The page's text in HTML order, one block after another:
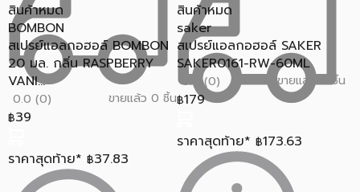
สินค้าหมด
BOMBON
สเปรย์แอลกอฮอล์ BOMBON
20 มล. กลิ่น RASPBERRY
VANI...
0.0 (0) ขายแล้ว 0 ชิ้น
฿39
ราคาสุดท้าย* ฿37.83
สินค้าหมด
saker
สเปรย์แอลกอฮอล์ SAKER
SAKER0161-RW-60ML
0.0 (0) ขายแล้ว 0 ชิ้น
฿179
ราคาสุดท้าย* ฿173.63